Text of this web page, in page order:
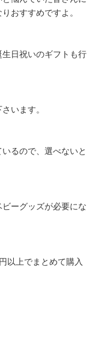
おすすめですよ。
日祝いのギフトも行
います。
るので、選べないと
ーグッズが必要にな
以上でまとめて購入